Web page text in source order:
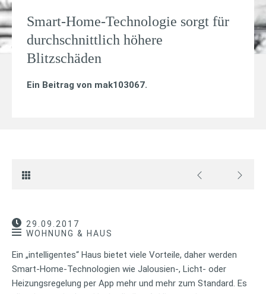
Smart-Home-Technologie sorgt für
durchschnittlich höhere
Blitzschäden
Ein Beitrag von mak103067.
29.09.2017
WOHNUNG & HAUS
Ein „intelligentes“ Haus bietet viele Vorteile, daher werden
Smart-Home-Technologien wie Jalousien-, Licht- oder
Heizungsregelung per App mehr und mehr zum Standard. Es